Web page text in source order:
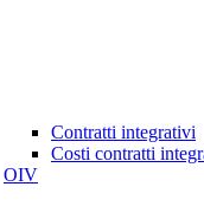
Contratti integrativi
Costi contratti
OIV